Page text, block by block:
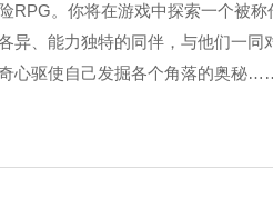
RPG。你将在游戏中探索一个被
异、能力独特的同伴，与他们一
心驱使自己发掘各个角落的奥秘